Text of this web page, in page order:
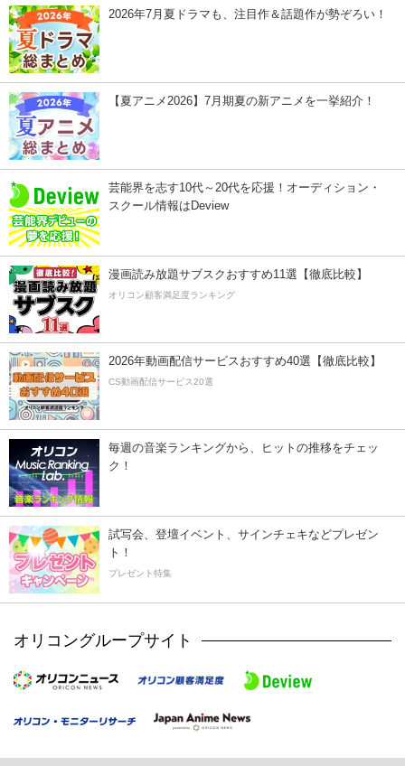
2026年7月夏ドラマも、注目作＆話題作が勢ぞろい！
【夏アニメ2026】7月期夏の新アニメを一挙紹介！
芸能界を志す10代～20代を応援！オーディション・
スクール情報はDeview
漫画読み放題サブスクおすすめ11選【徹底比較】
オリコン顧客満足度ランキング
2026年動画配信サービスおすすめ40選【徹底比較】
CS動画配信サービス20選
毎週の音楽ランキングから、ヒットの推移をチェッ
ク！
試写会、登壇イベント、サインチェキなどプレゼン
ト！
プレゼント特集
オリコングループサイト